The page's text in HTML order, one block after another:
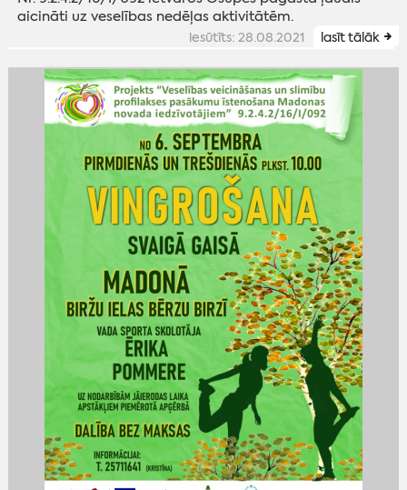
aicināti uz veselības nedēļas aktivitātēm.
iesūtīts: 28.08.2021 lasīt tālāk